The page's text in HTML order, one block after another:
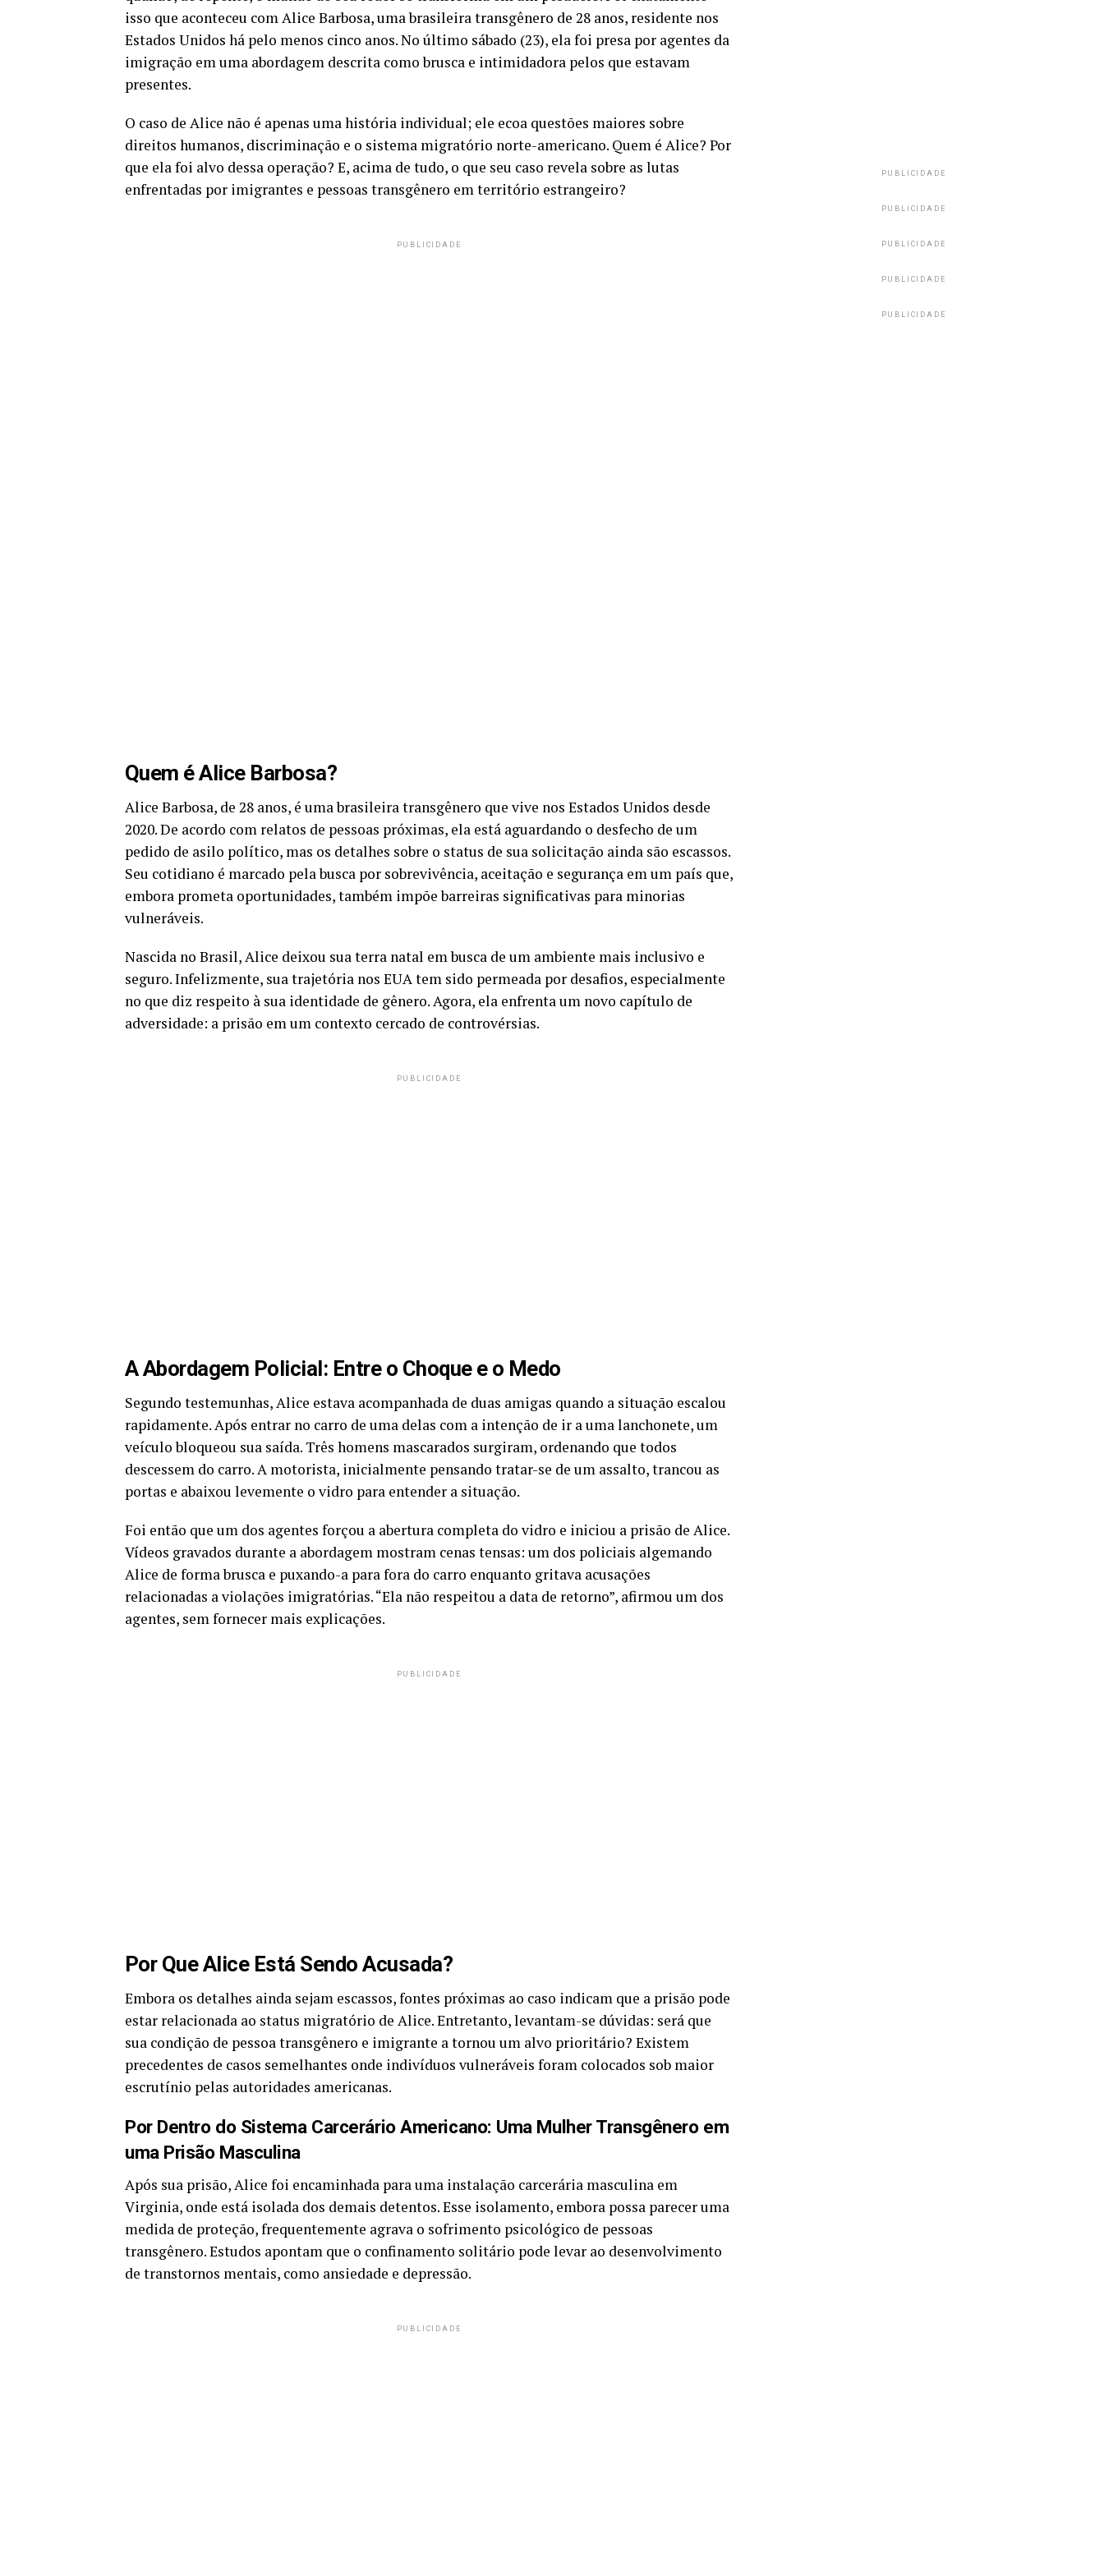
isso que aconteceu com Alice Barbosa, uma brasileira transgênero de 28 anos, residente nos
Estados Unidos há pelo menos cinco anos. No último sábado (23), ela foi presa por agentes da
imigração em uma abordagem descrita como brusca e intimidadora pelos que estavam
presentes.
O caso de Alice não é apenas uma história individual; ele ecoa questões maiores sobre
direitos humanos, discriminação e o sistema migratório norte-americano. Quem é Alice? Por
que ela foi alvo dessa operação? E, acima de tudo, o que seu caso revela sobre as lutas
enfrentadas por imigrantes e pessoas transgênero em território estrangeiro?
PUBLICIDADE
Quem é Alice Barbosa?
Alice Barbosa, de 28 anos, é uma brasileira transgênero que vive nos Estados Unidos desde
2020. De acordo com relatos de pessoas próximas, ela está aguardando o desfecho de um
pedido de asilo político, mas os detalhes sobre o status de sua solicitação ainda são escassos.
Seu cotidiano é marcado pela busca por sobrevivência, aceitação e segurança em um país que,
embora prometa oportunidades, também impõe barreiras significativas para minorias
vulneráveis.
Nascida no Brasil, Alice deixou sua terra natal em busca de um ambiente mais inclusivo e
seguro. Infelizmente, sua trajetória nos EUA tem sido permeada por desafios, especialmente
no que diz respeito à sua identidade de gênero. Agora, ela enfrenta um novo capítulo de
adversidade: a prisão em um contexto cercado de controvérsias.
PUBLICIDADE
A Abordagem Policial: Entre o Choque e o Medo
Segundo testemunhas, Alice estava acompanhada de duas amigas quando a situação escalou
rapidamente. Após entrar no carro de uma delas com a intenção de ir a uma lanchonete, um
veículo bloqueou sua saída. Três homens mascarados surgiram, ordenando que todos
descessem do carro. A motorista, inicialmente pensando tratar-se de um assalto, trancou as
portas e abaixou levemente o vidro para entender a situação.
Foi então que um dos agentes forçou a abertura completa do vidro e iniciou a prisão de Alice.
Vídeos gravados durante a abordagem mostram cenas tensas: um dos policiais algemando
Alice de forma brusca e puxando-a para fora do carro enquanto gritava acusações
relacionadas a violações imigratórias. “Ela não respeitou a data de retorno”, afirmou um dos
agentes, sem fornecer mais explicações.
PUBLICIDADE
Por Que Alice Está Sendo Acusada?
Embora os detalhes ainda sejam escassos, fontes próximas ao caso indicam que a prisão pode
estar relacionada ao status migratório de Alice. Entretanto, levantam-se dúvidas: será que
sua condição de pessoa transgênero e imigrante a tornou um alvo prioritário? Existem
precedentes de casos semelhantes onde indivíduos vulneráveis foram colocados sob maior
escrutínio pelas autoridades americanas.
Por Dentro do Sistema Carcerário Americano: Uma Mulher Transgênero em
uma Prisão Masculina
Após sua prisão, Alice foi encaminhada para uma instalação carcerária masculina em
Virginia, onde está isolada dos demais detentos. Esse isolamento, embora possa parecer uma
medida de proteção, frequentemente agrava o sofrimento psicológico de pessoas
transgênero. Estudos apontam que o confinamento solitário pode levar ao desenvolvimento
de transtornos mentais, como ansiedade e depressão.
PUBLICIDADE
PUBLICIDADE
PUBLICIDADE
PUBLICIDADE
PUBLICIDADE
PUBLICIDADE